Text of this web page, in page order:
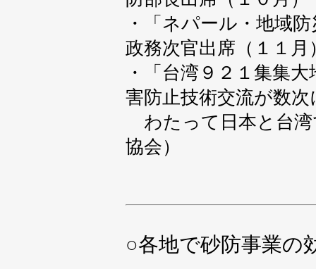
・「ネパール・地域
政務次官出席（１１月
・「台湾９２１集集
害防止技術交流が数次
わたって日本と台湾
協会）
○各地で砂防事業の